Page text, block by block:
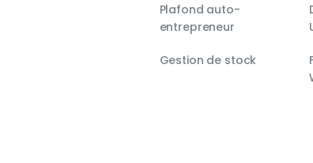
Plafond auto-
entrepreneur
Gestion de stock